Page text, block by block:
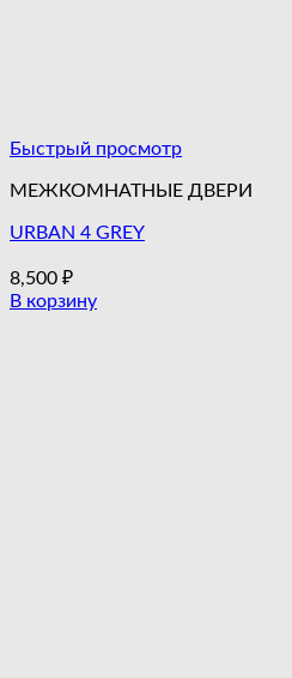
Быстрый просмотр
МЕЖКОМНАТНЫЕ ДВЕРИ
URBAN 4 GREY
8,500 ₽
В корзину